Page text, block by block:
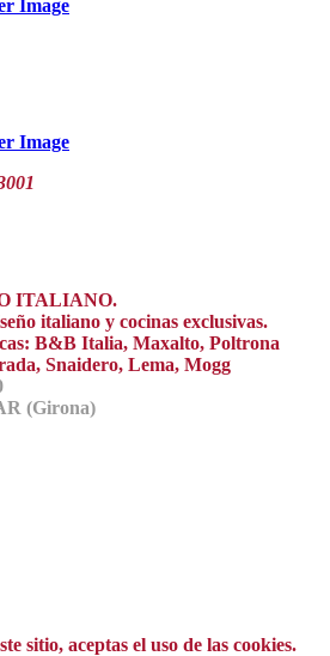
ITALIANO.
italiano y cocinas exclusivas.
B&B Italia, Maxalto, Poltrona
Snaidero, Lema, Mogg
(Girona)
sitio, aceptas el uso de las cookies.